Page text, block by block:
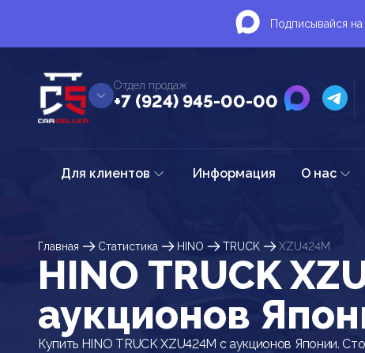
Подписывайся
Отдел продаж
+7 (924) 945-00-00
Для клиентов Информация О нас
Главная Статистика HINO TRUCK XZU424M
HINO TRUCK
аукционов
Купить HINO TRUCK XZU424M с аукционов Японии.